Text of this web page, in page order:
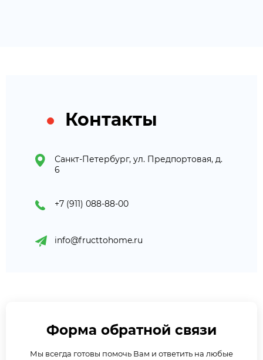
Контакты
Санкт-Петербург, ул. Предпортовая, д.
6
+7 (911) 088-88-00
info@fructtohome.ru
Форма обратной связи
Мы всегда готовы помочь Вам и ответить на любые